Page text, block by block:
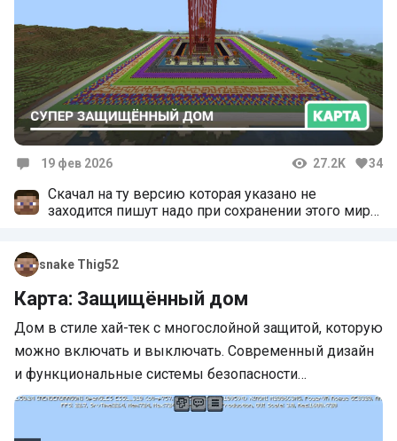
19 фев 2026 27.2K 34
Скачал на ту версию которая указано не
заходится пишут надо при сохранении этого мира
snake Thig52
Карта: Защищённый дом
Дом в стиле хай-тек с многослойной защитой, которую
можно включать и выключать. Cовременный дизайн
и функциональные системы безопасности…